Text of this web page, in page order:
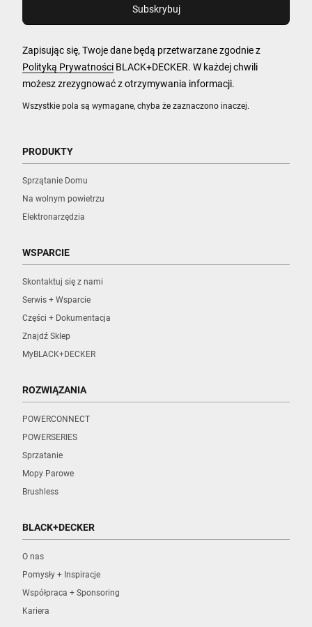
Wszystkie pola są wymagane, chyba że zaznaczono inaczej.
Zapisując się, Twoje dane będą przetwarzane zgodnie z
Polityką Prywatności BLACK+DECKER. W każdej chwili
możesz zrezygnować z otrzymywania informacji.
PRODUKTY
Sprzątanie Domu
Na wolnym powietrzu
Elektronarzędzia
WSPARCIE
Skontaktuj się z nami
Serwis + Wsparcie
Części + Dokumentacja
Znajdź Sklep
MyBLACK+DECKER
ROZWIĄZANIA
POWERCONNECT
POWERSERIES
Sprzatanie
Mopy Parowe
Brushless
BLACK+DECKER
O nas
Pomysły + Inspiracje
Współpraca + Sponsoring
Kariera